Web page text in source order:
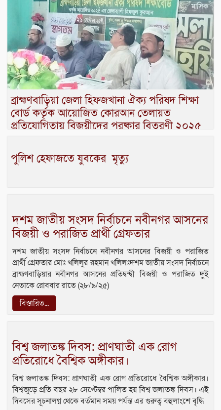
ব্রাহ্মণবাড়িয়া জেলা হিফজখানা ঐক্য পরিষদ শিক্ষা
বোর্ড কর্তৃক আয়োজিত কোরআন তেলায়ত
প্রতিযোগিতায় বিজয়ীদের পুরষ্কার বিতরণী ২০২৫
পুলিশ হেফাজতে যুবকের মৃত্যু
দশম জাতীয় সংসদ নির্বাচনে নবীনগর আসনের
বিজয়ী ও পরাজিত প্রার্থী গ্রেফতার
দশম জাতীয় সংসদ নির্বাচনে নবীনগর আসনের বিজয়ী ও পরাজিত
প্রার্থী গ্রেফতার মোঃ খলিলুর রহমান খলিলঃদশম জাতীয় সংসদ নির্বাচনে
ব্রাহ্মণবাড়িয়ার নবীনগর আসনের প্রতিদ্বন্দ্বী বিজয়ী ও পরাজিত দুই
নেতাকে রোববার রাতে (২৮/৯/২৫)
বিস্তারিত...
বিশ্ব জলাতঙ্ক দিবস: প্রাণঘাতী এক রোগ
প্রতিরোধে বৈশ্বিক অঙ্গীকার।
বিশ্ব জলাতঙ্ক দিবস: প্রাণঘাতী এক রোগ প্রতিরোধে বৈশ্বিক অঙ্গীকার।
বিশ্বজুড়ে প্রতি বছর ২৮ সেপ্টেম্বর পালিত হয় বিশ্ব জলাতঙ্ক দিবস। এই
দিবসের সূচনালগ্ন থেকে বর্তমান সময় পর্যন্ত এর গুরুত্ব বহুলাংশে বৃদ্ধি